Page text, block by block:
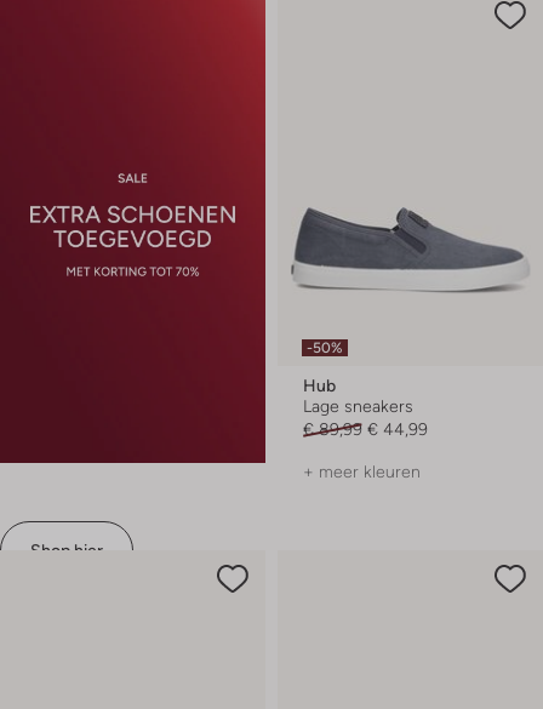
Shop hier
-50%
Hub
Lage sneakers
€ 89,99 € 44,99
+ meer kleuren